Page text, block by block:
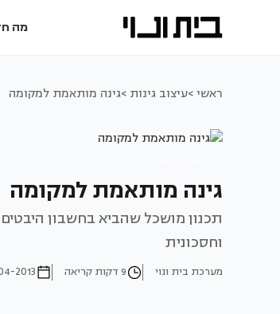
מה
ראשי >עיצוב גינות >גינה מותאמת למקומה
גינה מותאמת למקומה
תכנון מושכל שהביא בחשבון
וחסכונית
מערכת בית ונוי 9 דקות קריאה 2013